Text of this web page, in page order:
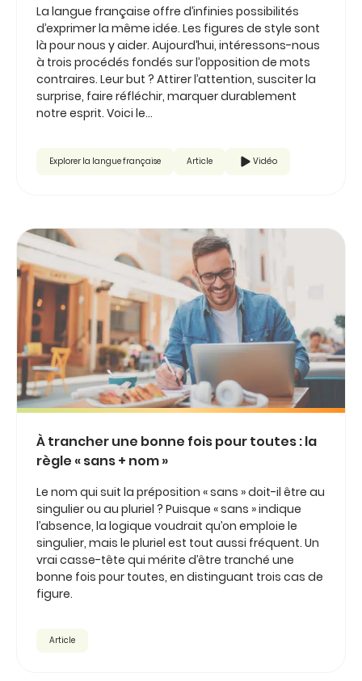
La langue française offre d’infinies possibilités
d’exprimer la même idée. Les figures de style sont
là pour nous y aider. Aujourd’hui, intéressons-nous
à trois procédés fondés sur l’opposition de mots
contraires. Leur but ? Attirer l’attention, susciter la
surprise, faire réfléchir, marquer durablement
notre esprit. Voici le...
Explorer la langue française Article Vidéo
À trancher une bonne fois pour toutes : la
règle « sans + nom »
Le nom qui suit la préposition « sans » doit-il être au
singulier ou au pluriel ? Puisque « sans » indique
l’absence, la logique voudrait qu’on emploie le
singulier, mais le pluriel est tout aussi fréquent. Un
vrai casse-tête qui mérite d’être tranché une
bonne fois pour toutes, en distinguant trois cas de
figure.
Article